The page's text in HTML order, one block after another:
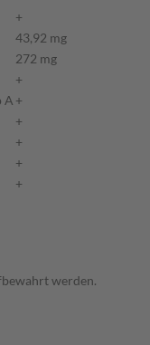
+
43,92 mg
272 mg
+
A +
+
+
+
+
werden.